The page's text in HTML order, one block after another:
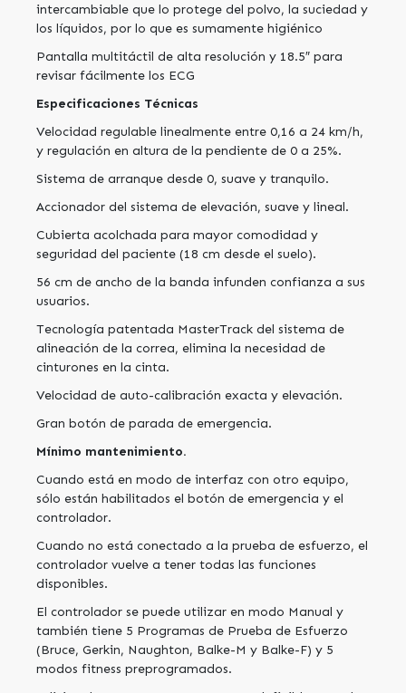
intercambiable que lo protege del polvo, la suciedad y
los líquidos, por lo que es sumamente higiénico
Pantalla multitáctil de alta resolución y 18.5″ para
revisar fácilmente los ECG
Especificaciones Técnicas
Velocidad regulable linealmente entre 0,16 a 24 km/h,
y regulación en altura de la pendiente de 0 a 25%.
Sistema de arranque desde 0, suave y tranquilo.
Accionador del sistema de elevación, suave y lineal.
Cubierta acolchada para mayor comodidad y
seguridad del paciente (18 cm desde el suelo).
56 cm de ancho de la banda infunden confianza a sus
usuarios.
Tecnología patentada MasterTrack del sistema de
alineación de la correa, elimina la necesidad de
cinturones en la cinta.
Velocidad de auto-calibración exacta y elevación.
Gran botón de parada de emergencia.
Mínimo mantenimiento.
Cuando está en modo de interfaz con otro equipo,
sólo están habilitados el botón de emergencia y el
controlador.
Cuando no está conectado a la prueba de esfuerzo, el
controlador vuelve a tener todas las funciones
disponibles.
El controlador se puede utilizar en modo Manual y
también tiene 5 Programas de Prueba de Esfuerzo
(Bruce, Gerkin, Naughton, Balke-M y Balke-F) y 5
modos fitness preprogramados.